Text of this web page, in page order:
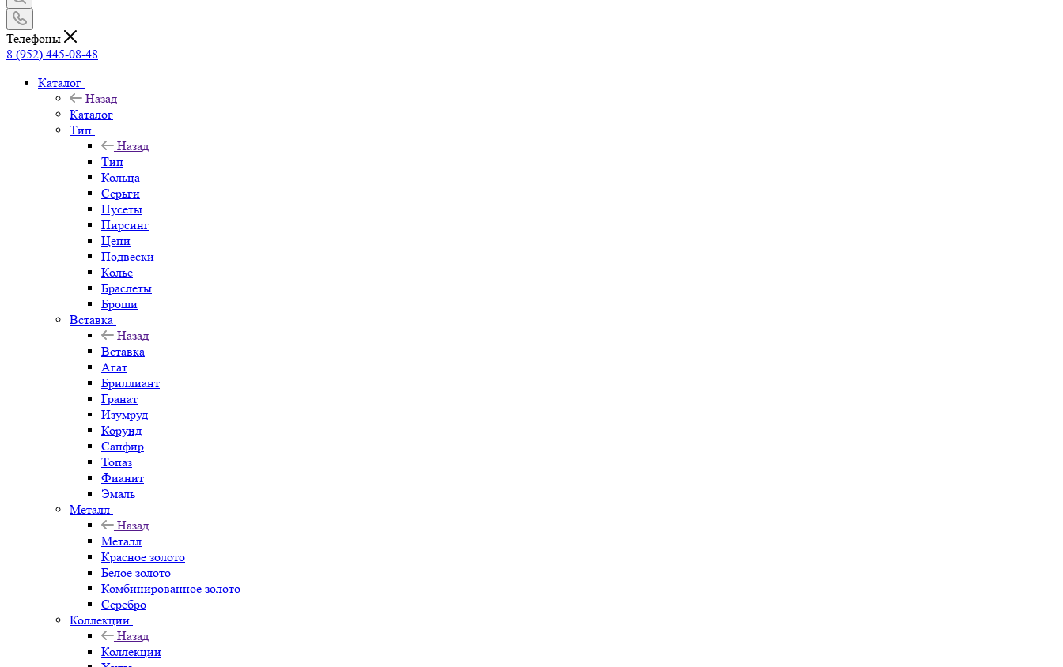
Телефоны
8 (952) 445-08-48
Каталог
Назад
Каталог
Тип
Назад
Тип
Кольца
Серьги
Пусеты
Пирсинг
Цепи
Подвески
Колье
Браслеты
Броши
Вставка
Назад
Вставка
Агат
Бриллиант
Гранат
Изумруд
Корунд
Сапфир
Топаз
Фианит
Эмаль
Металл
Назад
Металл
Красное золото
Белое золото
Комбинированное золото
Серебро
Коллекции
Назад
Коллекции